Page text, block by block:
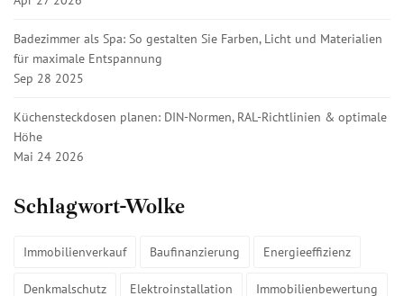
Badezimmer als Spa: So gestalten Sie Farben, Licht und Materialien
für maximale Entspannung
Sep 28 2025
Küchensteckdosen planen: DIN-Normen, RAL-Richtlinien & optimale
Höhe
Mai 24 2026
Schlagwort-Wolke
Immobilienverkauf Baufinanzierung Energieeffizienz
Denkmalschutz Elektroinstallation Immobilienbewertung